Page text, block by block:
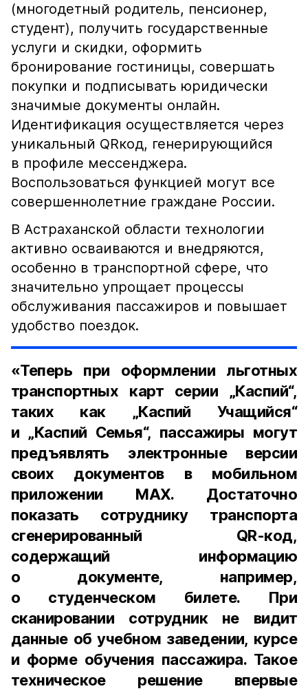
(многодетный родитель, пенсионер,
студент), получить государственные
услуги и скидки, оформить
бронирование гостиницы, совершать
покупки и подписывать юридически
значимые документы онлайн.
Идентификация осуществляется через
уникальный QRкод, генерирующийся
в профиле мессенджера.
Воспользоваться функцией могут все
совершеннолетние граждане России.
В Астраханской области технологии
активно осваиваются и внедряются,
особенно в транспортной сфере, что
значительно упрощает процессы
обслуживания пассажиров и повышает
удобство поездок.
«Теперь при оформлении льготных
транспортных карт серии „Каспий“,
таких как „Каспий Учащийся“
и „Каспий Семья“, пассажиры могут
предъявлять электронные версии
своих документов в мобильном
приложении MAX. Достаточно
показать сотруднику транспорта
сгенерированный QR-код,
содержащий информацию
о документе, например,
о студенческом билете. При
сканировании сотрудник не видит
данные об учебном заведении, курсе
и форме обучения пассажира. Такое
техническое решение впервые